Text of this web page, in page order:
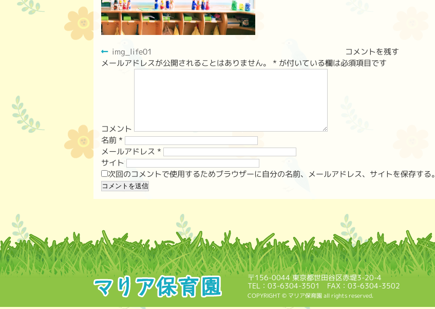
img_life01
コメントを残す
メールアドレスが公開されることはありません。
* が付いている欄は必須項目です
コメント
名前 *
メールアドレス *
サイト
次回のコメントで使用するためブラウザーに自分の名前、メールアドレス、サイトを保存する。
〒156-0044 東京都世田谷区赤堤3-20-4
TEL：03-6304-3501 FAX：03-6304-3502
COPYRIGHT © マリア保育園 all rights reserved.